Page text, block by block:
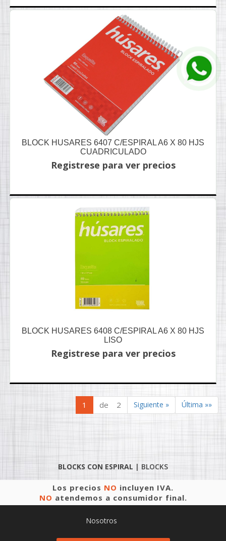
BLOCK HUSARES 6407 C/ESPIRAL A6 X 80 HJS
CUADRICULADO
Registrese para ver precios
BLOCK HUSARES 6408 C/ESPIRAL A6 X 80 HJS
LISO
Registrese para ver precios
1 de 2 Siguiente » Última »»
BLOCKS CON ESPIRAL | BLOCKS
Los precios NO incluyen IVA.
NO atendemos a consumidor final.
Nosotros